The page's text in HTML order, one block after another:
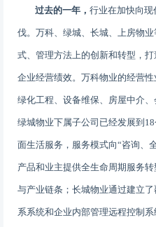
过去的一年， 行业在加快向现
伐。万科、绿城、长城、上房物
式、管理方法上的创新和转型，
企业经营绩效。万科物业的经营
绿化工程、设备维保、房屋中介
绿城物业下属子公司已经发展到 18
面生活服务，服务模式向“咨询、
产品和业主提供全生命周期服务
与产业链条；长城物业通过建立
系系统和企业内部管理远程控制